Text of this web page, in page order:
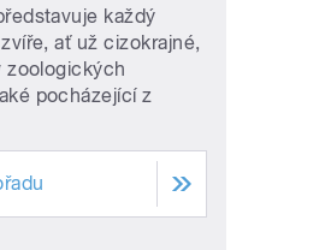
každý
ať už cizokrajné,
zoologických
pocházející z